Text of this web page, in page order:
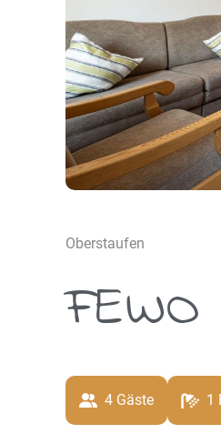
Oberstaufen
4 Gäste 1